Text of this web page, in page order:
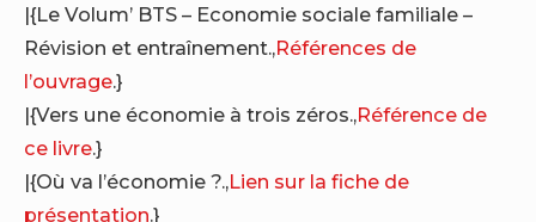
|{Le Volum’ BTS – Economie sociale familiale –
Révision et entraînement.,Références de
l’ouvrage.}
|{Vers une économie à trois zéros.,Référence de
ce livre.}
|{Où va l’économie ?.,Lien sur la fiche de
présentation.}